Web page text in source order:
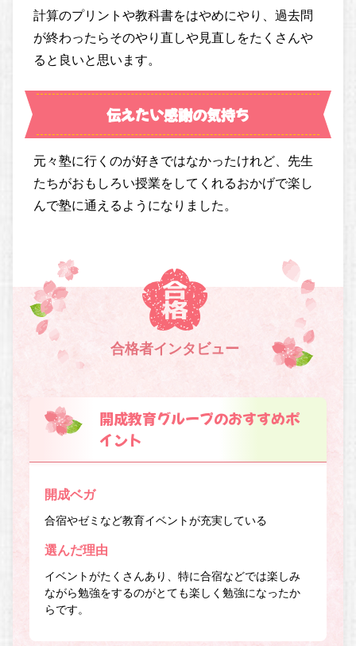
計算のプリントや教科書をはやめにやり、過去問
が終わったらそのやり直しや見直しをたくさんや
ると良いと思います。
伝えたい感謝の気持ち
元々塾に行くのが好きではなかったけれど、先生
たちがおもしろい授業をしてくれるおかげで楽し
んで塾に通えるようになりました。
合格者インタビュー
開成教育グループのおすすめポ
イント
開成ベガ
合宿やゼミなど教育イベントが充実している
選んだ理由
イベントがたくさんあり、特に合宿などでは楽しみ
ながら勉強をするのがとても楽しく勉強になったか
らです。